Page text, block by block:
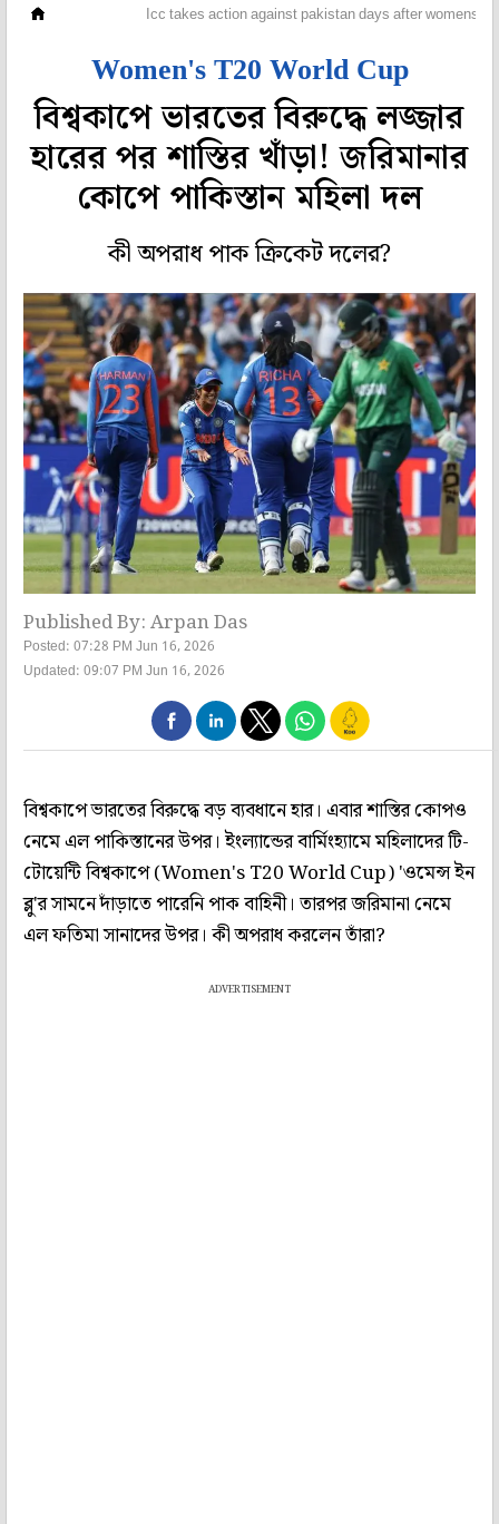
Icc takes action against pakistan days after womens
Women's T20 World Cup
বিশ্বকাপে ভারতের বিরুদ্ধে লজ্জার
হারের পর শাস্তির খাঁড়া! জরিমানার
কোপে পাকিস্তান মহিলা দল
কী অপরাধ পাক ক্রিকেট দলের?
Published By: Arpan Das
Posted: 07:28 PM Jun 16, 2026
Updated: 09:07 PM Jun 16, 2026
বিশ্বকাপে ভারতের বিরুদ্ধে বড় ব্যবধানে হার। এবার শাস্তির কোপও
নেমে এল পাকিস্তানের উপর। ইংল্যান্ডের বার্মিংহ্যামে মহিলাদের টি-
টোয়েন্টি বিশ্বকাপে (Women's T20 World Cup) 'ওমেন্স ইন
ব্লু'র সামনে দাঁড়াতে পারেনি পাক বাহিনী। তারপর জরিমানা নেমে
এল ফতিমা সানাদের উপর। কী অপরাধ করলেন তাঁরা?
ADVERTISEMENT